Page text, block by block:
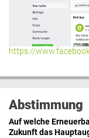
https://
Abstimmung
Auf welche
Zukunft das